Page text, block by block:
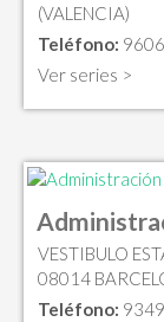
(VALENCIA)
Teléfono:
Ver series >
VESTIBULO
08014
Teléfono: